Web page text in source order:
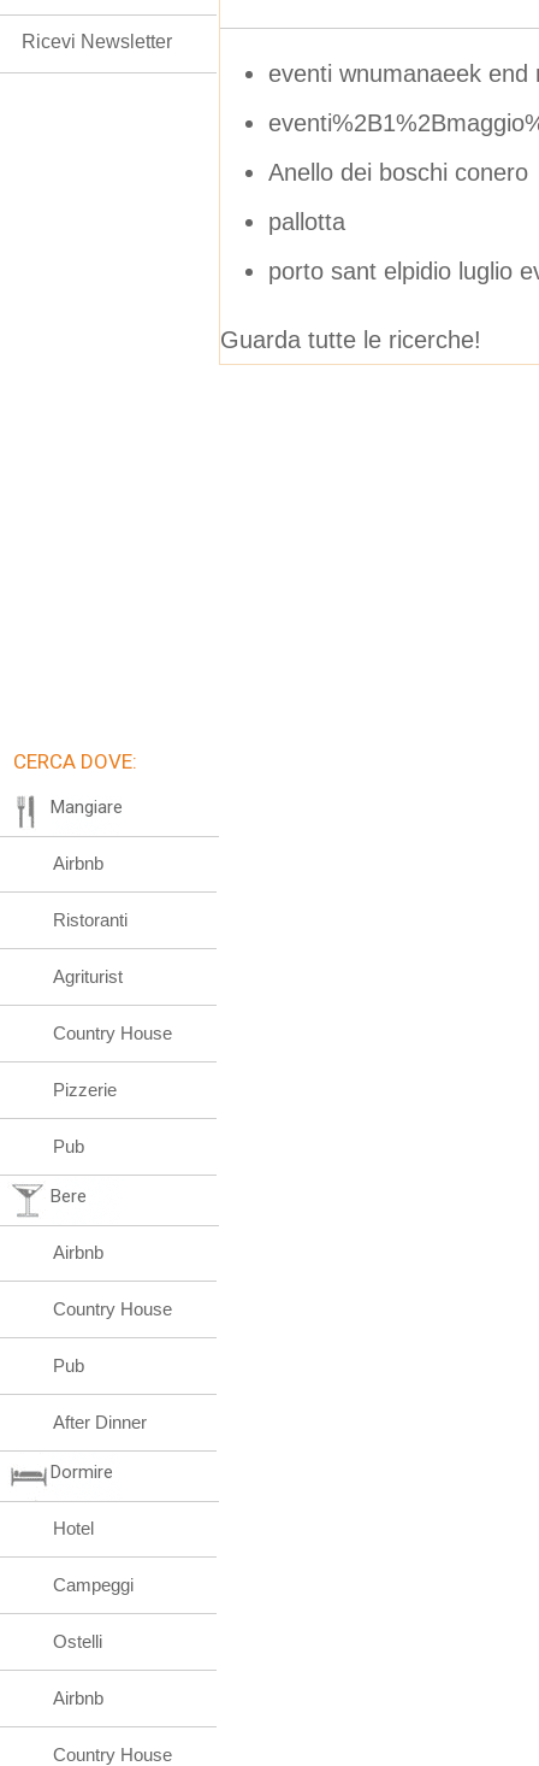
eventi wnumanaeek end
Anello dei boschi conero
pallotta
porto sant elpidio luglio
Guarda tutte le ricerche!
Ricevi Newsletter
CERCA DOVE:
Mangiare
Airbnb
Ristoranti
Agriturist
Country House
Pizzerie
Pub
Bere
Airbnb
Country House
Pub
After Dinner
Dormire
Hotel
Campeggi
Ostelli
Airbnb
Country House